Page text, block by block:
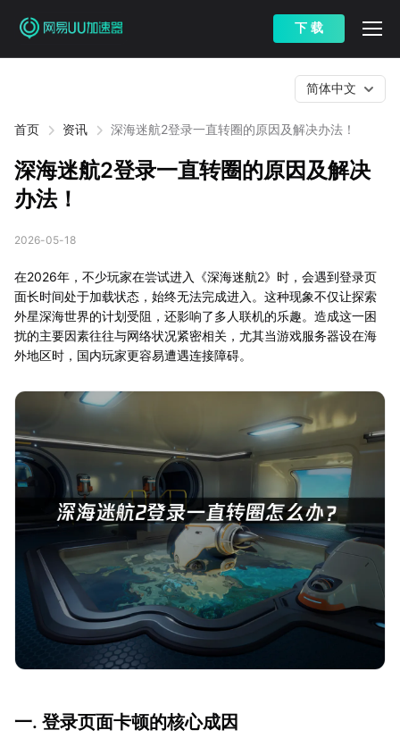
下 载
首页 资讯 深海迷航2登录一直转圈的原因及解决办法！
简体中文
深海迷航2登录一直转圈的原因及解决
办法！
2026-05-18
在2026年，不少玩家在尝试进入《深海迷航2》时，会遇到登录页
面长时间处于加载状态，始终无法完成进入。这种现象不仅让探索
外星深海世界的计划受阻，还影响了多人联机的乐趣。造成这一困
扰的主要因素往往与网络状况紧密相关，尤其当游戏服务器设在海
外地区时，国内玩家更容易遭遇连接障碍。
一. 登录页面卡顿的核心成因